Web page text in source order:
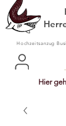
Hochzeitsanzug
Hier